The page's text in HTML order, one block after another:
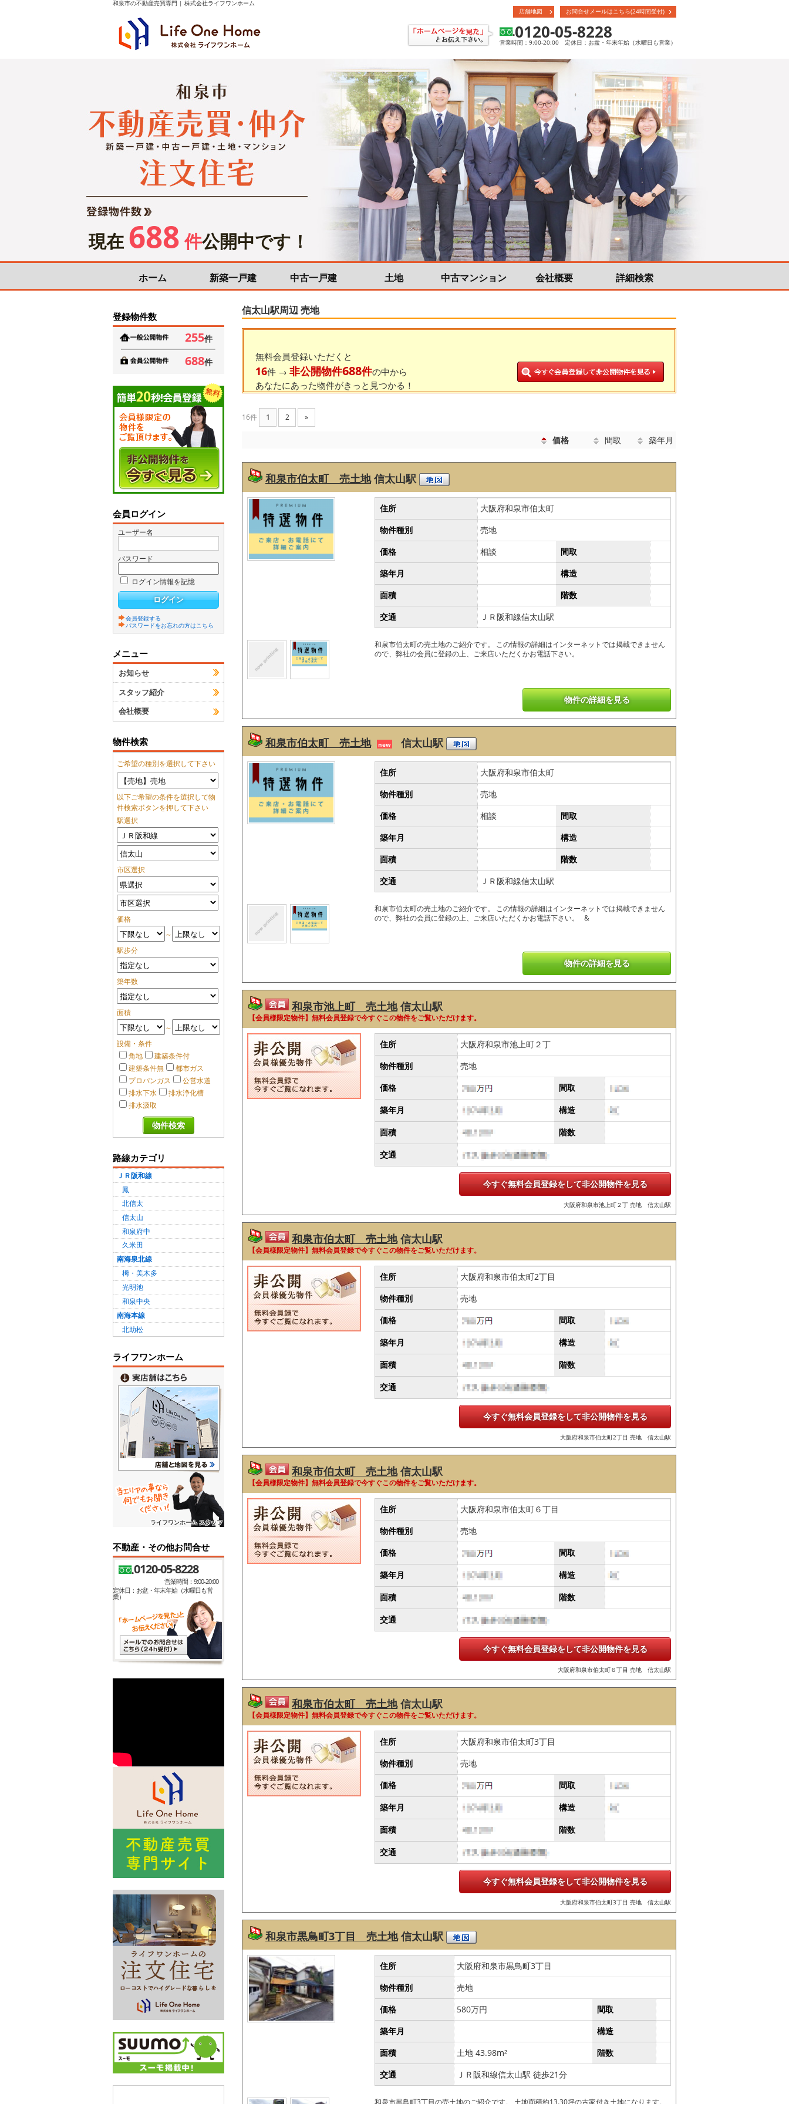
和泉市の不動産売買専門 | 株式会社ライフワンホーム
店舗地図
お問合せメールはこちら(24時間受付)
0120-05-8228
営業時間：9:00-20:00 定休日：お盆・年末年始（水曜日も営業）
現在 688 件公開中です！
ホーム 新築一戸建 中古一戸建 土地 中古マンション 会社概要 詳細検索
信太山駅周辺 売地
無料会員登録いただくと
16件 → 非公開物件688件の中から
あなたにあった物件がきっと見つかる！
価格 間取 築年月
16件 1 2 »
和泉市伯太町 売土地信太山駅
住所
大阪府和泉市伯太町
物件種別
売地
価格
相談
間取
築年月
構造
面積
階数
交通
ＪＲ阪和線信太山駅
和泉市伯太町の売土地のご紹介です。 この情報の詳細はインターネットでは掲載できません
ので、弊社の会員に登録の上、ご来店いただくかお電話下さい。
物件の詳細を見る
和泉市伯太町 売土地 new 信太山駅
住所
大阪府和泉市伯太町
物件種別
売地
価格
相談
間取
築年月
構造
面積
階数
交通
ＪＲ阪和線信太山駅
和泉市伯太町の売土地のご紹介です。 この情報の詳細はインターネットでは掲載できません
ので、弊社の会員に登録の上、ご来店いただくかお電話下さい。 &
物件の詳細を見る
和泉市池上町 売土地信太山駅
【会員様限定物件】無料会員登録で今すぐこの物件をご覧いただけます。
住所
大阪府和泉市池上町２丁
物件種別
売地
価格
間取
築年月
構造
面積
階数
交通
今すぐ無料会員登録をして非公開物件を見る
大阪府和泉市池上町２丁 売地 信太山駅
和泉市伯太町 売土地信太山駅
【会員様限定物件】無料会員登録で今すぐこの物件をご覧いただけます。
住所
大阪府和泉市伯太町2丁目
物件種別
売地
価格
間取
築年月
構造
面積
階数
交通
今すぐ無料会員登録をして非公開物件を見る
大阪府和泉市伯太町2丁目 売地 信太山駅
和泉市伯太町 売土地信太山駅
【会員様限定物件】無料会員登録で今すぐこの物件をご覧いただけます。
住所
大阪府和泉市伯太町６丁目
物件種別
売地
価格
間取
築年月
構造
面積
階数
交通
今すぐ無料会員登録をして非公開物件を見る
大阪府和泉市伯太町６丁目 売地 信太山駅
和泉市伯太町 売土地信太山駅
【会員様限定物件】無料会員登録で今すぐこの物件をご覧いただけます。
住所
大阪府和泉市伯太町3丁目
物件種別
売地
価格
間取
築年月
構造
面積
階数
交通
今すぐ無料会員登録をして非公開物件を見る
大阪府和泉市伯太町3丁目 売地 信太山駅
和泉市黒鳥町3丁目 売土地信太山駅
住所
大阪府和泉市黒鳥町3丁目
物件種別
売地
価格
580万円
間取
築年月
構造
面積
土地 43.98m²
階数
交通
ＪＲ阪和線信太山駅 徒歩21分
登録物件数
255件
688件
会員ログイン
ユーザー名
パスワード
ログイン情報を記憶
会員登録する
パスワードをお忘れの方はこちら
メニュー
お知らせ
スタッフ紹介
会社概要
物件検索
ご希望の種別を選択して下さい
以下ご希望の条件を選択して物
件検索ボタンを押して下さい
駅選択
市区選択
価格
～
駅歩分
築年数
面積
～
設備・条件
角地
建築条件付
建築条件無
都市ガス
プロパンガス
公営水道
排水下水
排水浄化槽
排水汲取
路線カテゴリ
ＪＲ阪和線
鳳
北信太
信太山
和泉府中
久米田
南海泉北線
栂・美木多
光明池
和泉中央
南海本線
北助松
ライフワンホーム
ライフワンホーム スタッフ
不動産・その他お問合せ
0120-05-8228
営業時間：9:00-20:00
定休日：お盆・年末年始（水曜日も営
業）